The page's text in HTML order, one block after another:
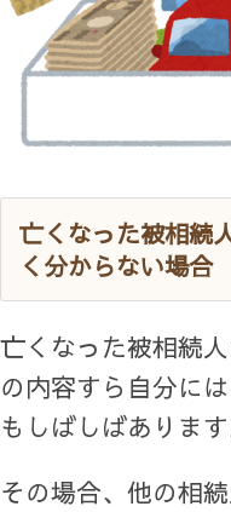
亡くなった被相続
く分からない場合
亡くなった被相続
の内容すら自分に
もしばしばあります
その場合、他の相